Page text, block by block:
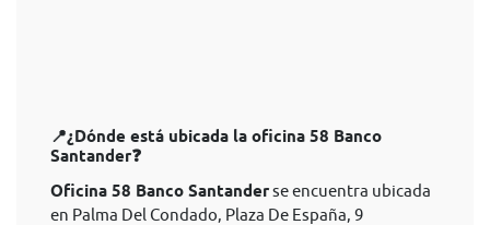
📍¿Dónde está ubicada la oficina 58 Banco
Santander❓
Oficina 58 Banco Santanderse encuentra ubicada
en Palma Del Condado, Plaza De España, 9